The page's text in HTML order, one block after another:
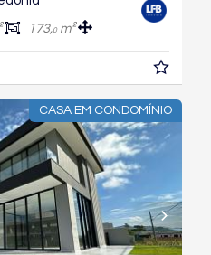
173,0m²
CASA EM CONDOMÍNIO